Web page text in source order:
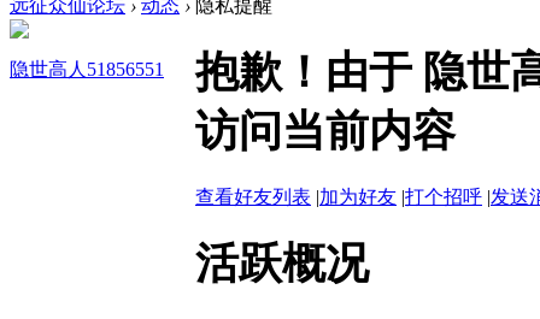
远征众仙论坛 › 动态 › 隐私提醒
隐世高人51856551
抱歉！由于 隐世
访问当前内容
查看好友列表 |加为好友 |打个招呼 |发送
活跃概况